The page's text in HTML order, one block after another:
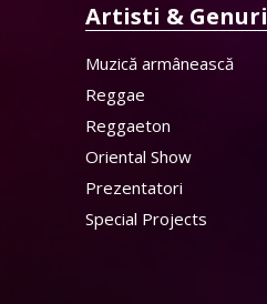
Artisti & Genuri
Muzică armânească
Reggae
Reggaeton
Oriental Show
Prezentatori
Special Projects